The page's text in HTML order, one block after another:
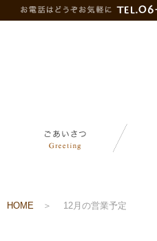
HOME ＞ 12月の営業予定